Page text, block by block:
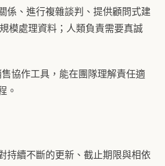
係、進行複雜談判、提供顧問式建
模處理資料；人類負責需要真誠
協作工具，能在團隊理解責任適
。
持續不斷的更新、截止期限與相依